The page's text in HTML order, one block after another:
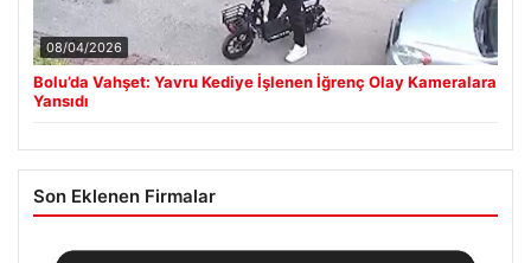
08/04/2026
Bolu’da Vahşet: Yavru Kediye İşlenen İğrenç Olay Kameralara
Yansıdı
Son Eklenen Firmalar